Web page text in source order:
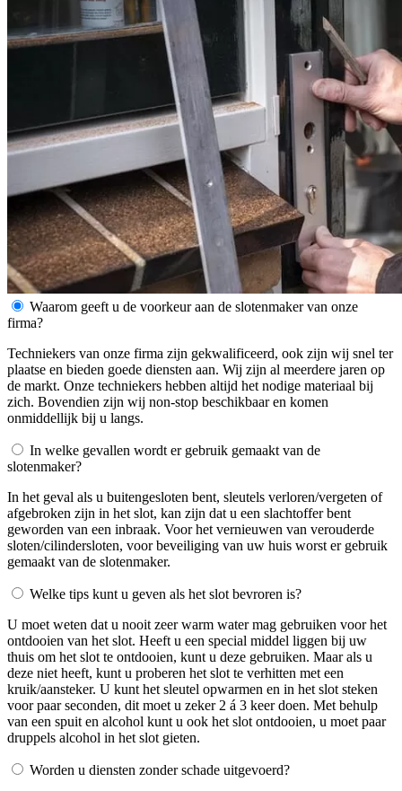
Waarom geeft u de voorkeur aan de slotenmaker van onze
firma?
Techniekers van onze firma zijn gekwalificeerd, ook zijn wij snel ter
plaatse en bieden goede diensten aan. Wij zijn al meerdere jaren op
de markt. Onze techniekers hebben altijd het nodige materiaal bij
zich. Bovendien zijn wij non-stop beschikbaar en komen
onmiddellijk bij u langs.
In welke gevallen wordt er gebruik gemaakt van de
slotenmaker?
In het geval als u buitengesloten bent, sleutels verloren/vergeten of
afgebroken zijn in het slot, kan zijn dat u een slachtoffer bent
geworden van een inbraak. Voor het vernieuwen van verouderde
sloten/cilindersloten, voor beveiliging van uw huis worst er gebruik
gemaakt van de slotenmaker.
Welke tips kunt u geven als het slot bevroren is?
U moet weten dat u nooit zeer warm water mag gebruiken voor het
ontdooien van het slot. Heeft u een special middel liggen bij uw
thuis om het slot te ontdooien, kunt u deze gebruiken. Maar als u
deze niet heeft, kunt u proberen het slot te verhitten met een
kruik/aansteker. U kunt het sleutel opwarmen en in het slot steken
voor paar seconden, dit moet u zeker 2 á 3 keer doen. Met behulp
van een spuit en alcohol kunt u ook het slot ontdooien, u moet paar
druppels alcohol in het slot gieten.
Worden u diensten zonder schade uitgevoerd?